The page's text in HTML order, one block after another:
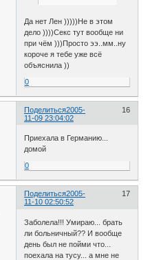
Да нет Лен )))))Не в этом
дело ))))Секс тут вообще ни
при чём )))Просто ээ..мм..ну
короче я тебе уже всё
объяснила ))
0
Поделиться 16
2005-
11-09 23:04:02
Приехала в Германию...
домой
0
Поделиться 17
2005-
11-10 02:50:52
Заболела!!! Умираю... брать
ли больничный?? И вообще
день был не пойми что...
поехала на тусу... а мне не